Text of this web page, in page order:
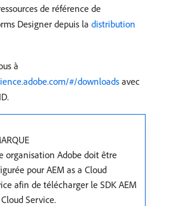
de référence de
Designer depuis la distribution
à
#/downloads avec
organisation Adobe doit être
pour AEM as a Cloud
afin de télécharger le SDK AEM
Service.